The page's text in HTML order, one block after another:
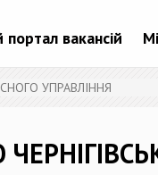
вакансій
УПРАВЛІННЯ